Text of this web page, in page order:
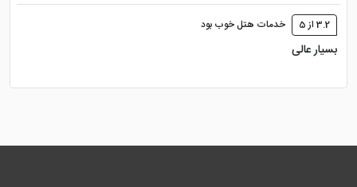
3.2 از 5 خدمات هتل خوب بود
بسیار عالی